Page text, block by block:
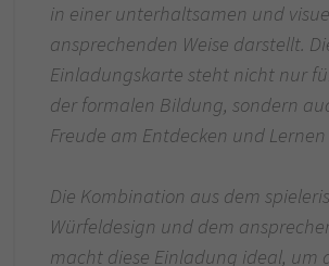
in einer unterhaltsamen und
ansprechenden Weise darstellt.
Einladungskarte steht nicht nur
der formalen Bildung, sondern
Freude am Entdecken und
Die Kombination aus dem
Würfeldesign und dem
macht diese Einladung ideal, um